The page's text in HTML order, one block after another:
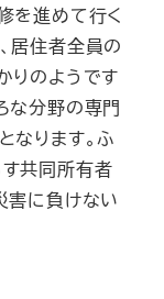
を進めて行く
居住者全員の
りのようです
な分野の専門
なります。ふ
共同所有者
害に負けない